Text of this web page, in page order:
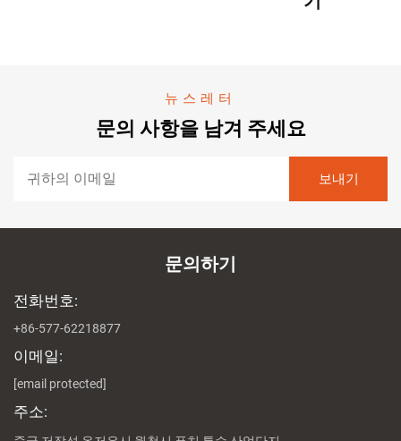
뉴스레터
문의 사항을 남겨 주세요
문의하기
전화번호:
+86-577-62218877
이메일:
[email protected]
주소: